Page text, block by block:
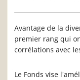
Avantage de la
premier rang qui
corrélations avec
Le Fonds vise